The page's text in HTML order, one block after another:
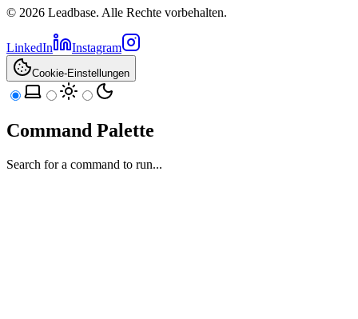
© 2026 Leadbase. Alle Rechte vorbehalten.
LinkedIn Instagram
Cookie-Einstellungen
Command Palette
Search for a command to run...